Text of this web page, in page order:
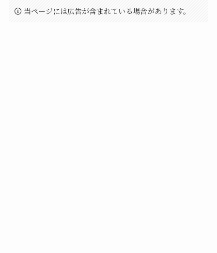
当ページには広告が含まれている場合があります。